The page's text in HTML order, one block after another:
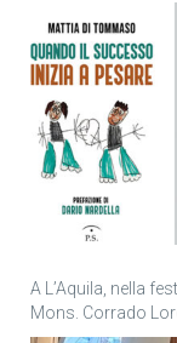
A L’Aquila, nella
Mons. Corrado